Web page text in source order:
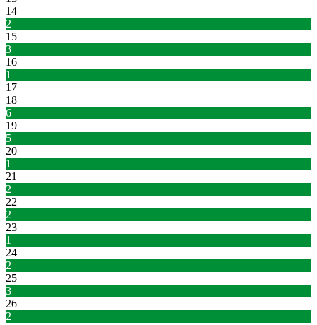
14
2
15
3
16
1
17
18
6
19
5
20
1
21
2
22
2
23
1
24
2
25
3
26
2